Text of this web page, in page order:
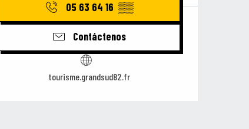
05 63 64 16 ▒▒
Contáctenos
tourisme.grandsud82.fr